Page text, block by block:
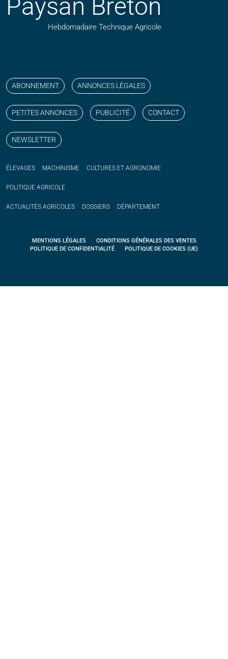
Paysan Breton
Hebdomadaire Technique Agricole
ABONNEMENT ANNONCES LÉGALES
PETITES ANNONCES PUBLICITÉ CONTACT
NEWSLETTER
ÉLEVAGES MACHINISME CULTURES ET AGRONOMIE
POLITIQUE AGRICOLE
ACTUALITÉS AGRICOLES DOSSIERS DÉPARTEMENT
MENTIONS LÉGALES
CONDITIONS GÉNÉRALES DES VENTES
POLITIQUE DE CONFIDENTIALITÉ
POLITIQUE DE COOKIES (UE)